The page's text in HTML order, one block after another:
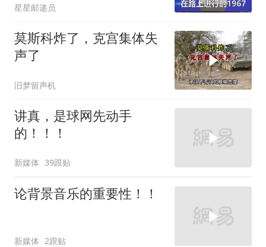
星星邮递员
莫斯科炸了，克宫集体失
声了
旧梦留声机
讲真，是球网先动手
的！！！
新媒体 39跟贴
论背景音乐的重要性！！
新媒体 2跟贴